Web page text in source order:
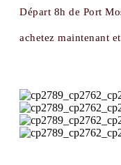
Départ 8h de Port
achetez maintenant